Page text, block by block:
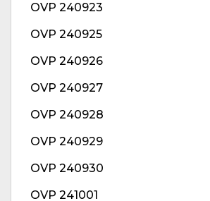
OVP 240923
OVP 240925
OVP 240926
OVP 240927
OVP 240928
OVP 240929
OVP 240930
OVP 241001